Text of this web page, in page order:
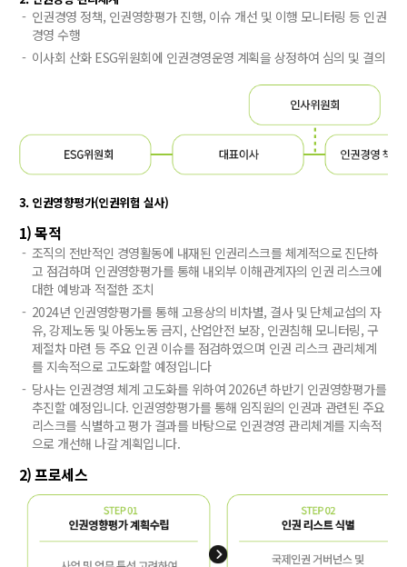
인권경영 정책, 인권영향평가 진행, 이슈 개선 및 이행 모니터링 등 인권
경영 수행
이사회 산화 ESG위원회에 인권경영운영 계획을 상정하여 심의 및 결의
3. 인권영향평가(인권위험 실사)
1) 목적
조직의 전반적인 경영활동에 내재된 인권리스크를 체계적으로 진단하
고 점검하며 인권영향평가를 통해 내외부 이해관계자의 인권 리스크에
대한 예방과 적절한 조치
2024년 인권영향평가를 통해 고용상의 비차별, 결사 및 단체교섭의 자
유, 강제노동 및 아동노동 금지, 산업안전 보장, 인권침해 모니터링, 구
제절차 마련 등 주요 인권 이슈를 점검하였으며 인권 리스크 관리체계
를 지속적으로 고도화할 예정입니다
당사는 인권경영 체계 고도화를 위하여 2026년 하반기 인권영향평가를
추진할 예정입니다. 인권영향평가를 통해 임직원의 인권과 관련된 주요
리스크를 식별하고 평가 결과를 바탕으로 인권경영 관리체계를 지속적
으로 개선해 나갈 계획입니다.
2) 프로세스